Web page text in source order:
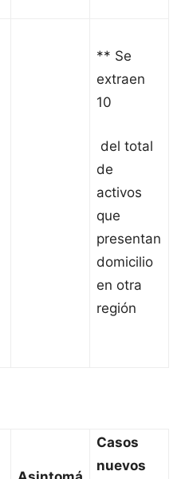
** Se
extraen
10
del total
de
activos
que
presentan
domicilio
en otra
región
Casos
nuevos